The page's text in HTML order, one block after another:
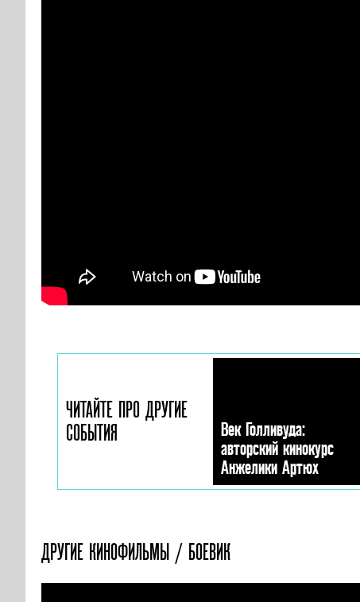
ЧИТАЙТЕ ПРО ДРУГИЕ
СОБЫТИЯ
Век Голливуда:
авторский кинокурс
Анжелики Артюх
ДРУГИЕ КИНОФИЛЬМЫ / БОЕВИК